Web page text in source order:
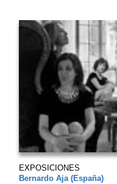
EXPOSICIONES
Bernardo Aja (España)